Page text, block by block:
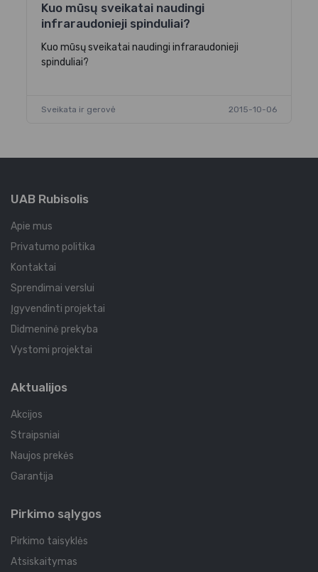
Kuo mūsų sveikatai naudingi
infraraudonieji spinduliai?
Kuo mūsų sveikatai naudingi infraraudonieji
spinduliai?
Sveikata ir gerovė 2015-10-06
UAB Rubisolis
Apie mus
Privatumo politika
Kontaktai
Sprendimai verslui
Įgyvendinti projektai
Didmeninė prekyba
Vystomi projektai
Aktualijos
Akcijos
Straipsniai
Naujos prekės
Garantija
Pirkimo sąlygos
Pirkimo taisyklės
Atsiskaitymas